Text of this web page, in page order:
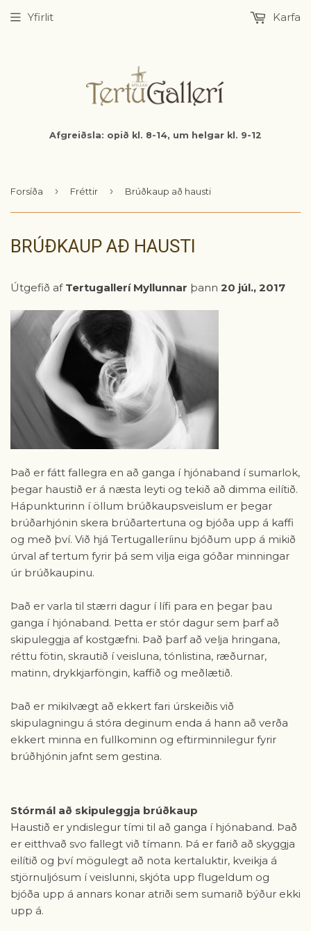
Afgreiðsla: opið kl. 8-14, um helgar kl. 9-12
Yfirlit Karfa
Forsíða › Fréttir › Brúðkaup að hausti
BRÚÐKAUP AÐ HAUSTI
Útgefið af Tertugallerí Myllunnar þann 20 júl., 2017
Það er fátt fallegra en að ganga í hjónaband í sumarlok,
þegar haustið er á næsta leyti og tekið að dimma eilítið.
Hápunkturinn í öllum brúðkaupsveislum er þegar
brúðarhjónin skera brúðartertuna og bjóða upp á kaffi
og með því. Við hjá Tertugalleríinu bjóðum upp á mikið
úrval af tertum fyrir þá sem vilja eiga góðar minningar
úr brúðkaupinu.
Það er varla til stærri dagur í lífi para en þegar þau
ganga í hjónaband. Þetta er stór dagur sem þarf að
skipuleggja af kostgæfni. Það þarf að velja hringana,
réttu fötin, skrautið í veisluna, tónlistina, ræðurnar,
matinn, drykkjarföngin, kaffið og meðlætið.
Það er mikilvægt að ekkert fari úrskeiðis við
skipulagningu á stóra deginum enda á hann að verða
ekkert minna en fullkominn og eftirminnilegur fyrir
brúðhjónin jafnt sem gestina.
Stórmál að skipuleggja brúðkaup
Haustið er yndislegur tími til að ganga í hjónaband. Það
er eitthvað svo fallegt við tímann. Þá er farið að skyggja
eilítið og því mögulegt að nota kertaluktir, kveikja á
stjörnuljósum í veislunni, skjóta upp flugeldum og
bjóða upp á annars konar atriði sem sumarið býður ekki
upp á.